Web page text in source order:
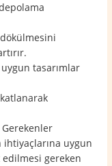
tasarımlar
katlanarak
Gerekenler
ihtiyaçlarına uygun
gereken